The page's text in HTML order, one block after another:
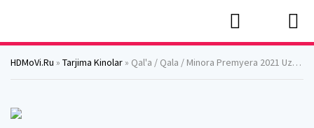
HDMoVi.Ru » Tarjima Kinolar » Qal'a / Qala / Minora Premyera 2021 Uzbek tilida O'zbekcha tarjima kino Full HD tas-ix skachat